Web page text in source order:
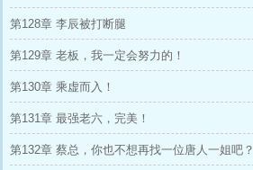
第128章 李辰被打断腿
第129章 老板，我一定会努力的！
第130章 乘虚而入！
第131章 最强老六，完美！
第132章 蔡总，你也不想再找一位唐人一姐吧？